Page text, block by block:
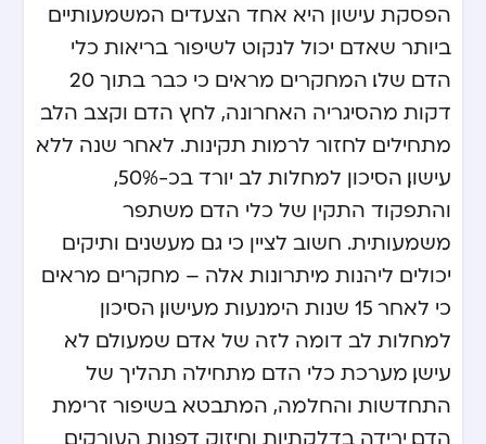
הפסקת עישון היא אחד הצעדים המשמעותיים
ביותר שאדם יכול לנקוט לשיפור בריאות כלי
הדם שלו. המחקרים מראים כי כבר בתוך 20
דקות מהסיגריה האחרונה, לחץ הדם וקצב הלב
מתחילים לחזור לרמות תקינות. לאחר שנה ללא
עישון, הסיכון למחלות לב יורד בכ-50%,
והתפקוד התקין של כלי הדם משתפר
משמעותית. חשוב לציין כי גם מעשנים ותיקים
יכולים ליהנות מיתרונות אלה – מחקרים מראים
כי לאחר 15 שנות הימנעות מעישון, הסיכון
למחלות לב דומה לזה של אדם שמעולם לא
עישן. מערכת כלי הדם מתחילה תהליך של
התחדשות והחלמה, המתבטא בשיפור זרימת
הדם, ירידה בדלקתיות וחיזוק דפנות העורקים.